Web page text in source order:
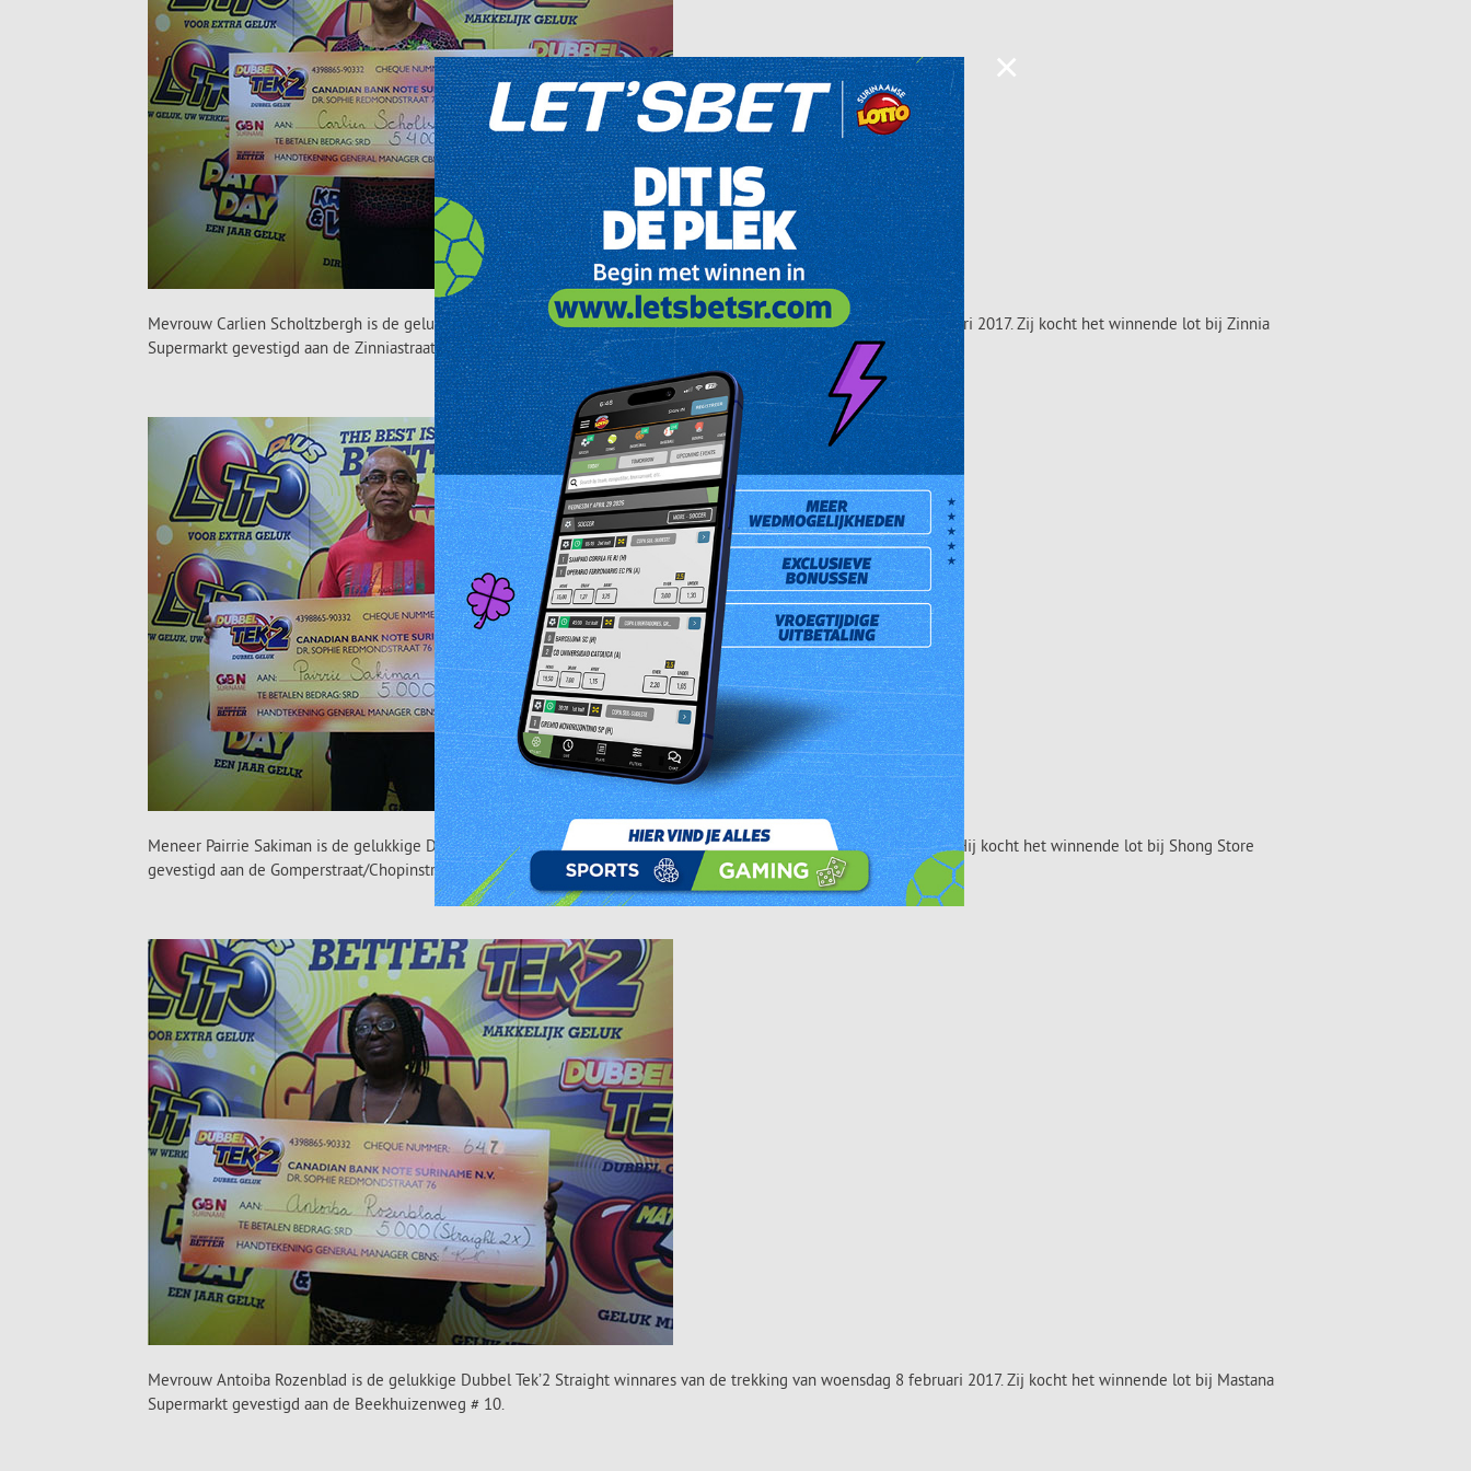
Mevrouw Carlien Scholtzbergh is de gelukkige Dubbel Tek’2 Backup winnares van de trekking van zaterdag 18 februari 2017. Zij kocht het winnende lot bij Zinnia
Supermarkt gevestigd aan de Zinniastraat # 44.
Meneer Pairrie Sakiman is de gelukkige Dubbel Tek’2 Straight winnaar van de trekking van dinsdag 14 februari 2017. Hij kocht het winnende lot bij Shong Store
gevestigd aan de Gomperstraat/Chopinstraat.
Mevrouw Antoiba Rozenblad is de gelukkige Dubbel Tek’2 Straight winnares van de trekking van woensdag 8 februari 2017. Zij kocht het winnende lot bij Mastana
Supermarkt gevestigd aan de Beekhuizenweg # 10.
×